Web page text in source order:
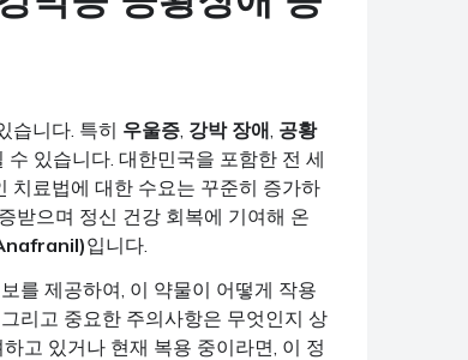
습니다. 특히 우울증 강박 장애 공황
있습니다. 대한민국을 포함한 전 세
치료법에 대한 수요는 꾸준히 증가하
받으며 정신 건강 회복에 기여해 온
입니다.
를 제공하여, 이 약물이 어떻게 작용
리고 중요한 주의사항은 무엇인지 상
고 있거나 현재 복용 중이라면, 이 정